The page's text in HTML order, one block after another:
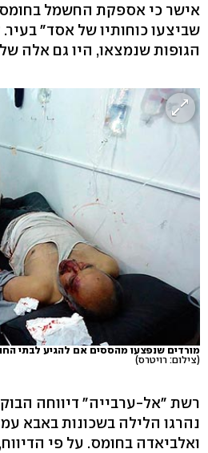
אישר כי אספקת החשמל
שביצעו כוחותיו של אסד" בעיר.
הגופות שנמצאו, היו גם אלה
מורדים שנפצעו מהססים אם להגיע לבתי
(צילום: רויטרס)
נהרגו הלילה בשכונות באבא
ואלביאדה בחומס. על פי